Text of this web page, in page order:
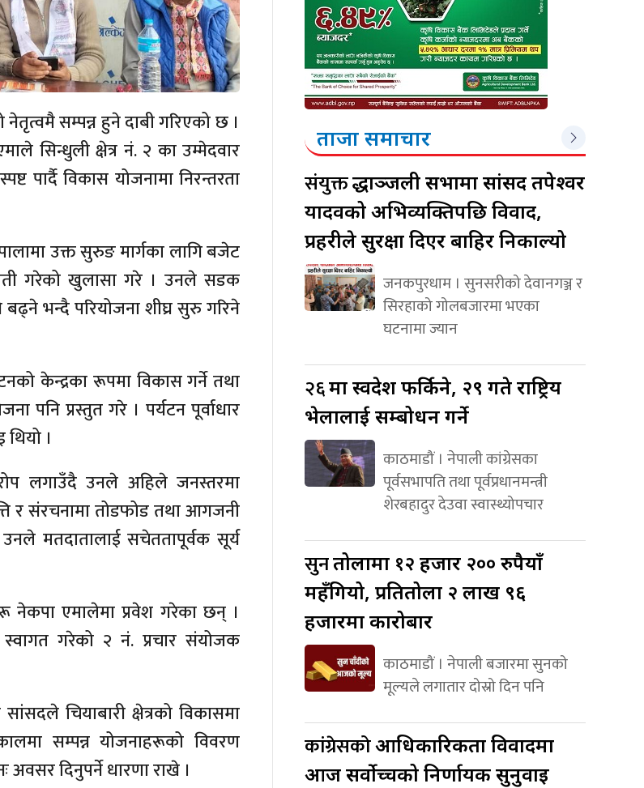
सम्पन्न हुने दाबी गरिएको छ ।
सिन्धुली क्षेत्र नं. २ का उम्मेदवार
पार्दै विकास योजनामा निरन्तरता
उक्त सुरुङ मार्गका लागि बजेट
गरेको खुलासा गरे । उनले सडक
बढ्ने भन्दै परियोजना शीघ्र सुरु गरिने
केन्द्रका रूपमा विकास गर्ने तथा
पनि प्रस्तुत गरे । पर्यटन पूर्वाधार
।
लगाउँदै उनले अहिले जनस्तरमा
र संरचनामा तोडफोड तथा आगजनी
मतदातालाई सचेततापूर्वक सूर्य
नेकपा एमालेमा प्रवेश गरेका छन् ।
गरेको २ नं. प्रचार संयोजक
चियाबारी क्षेत्रको विकासमा
सम्पन्न योजनाहरूको विवरण
अवसर दिनुपर्ने धारणा राखे ।
ताजा समाचार
संयुक्तश्रद्धाञ्जली सभामा सांसद तपेश्वर
यादवको अभिव्यक्तिपछि विवाद,
प्रहरीले सुरक्षा दिएर बाहिर निकाल्यो
जनकपुरधाम । सुनसरीको देवानगञ्ज र
सिरहाको गोलबजारमा भएका
घटनामा ज्यान
२६मा स्वदेश फर्किने, २९ गते राष्ट्रिय
भेलालाई सम्बोधन गर्ने
काठमाडौं । नेपाली कांग्रेसका
पूर्वसभापति तथा पूर्वप्रधानमन्त्री
शेरबहादुर देउवा स्वास्थ्योपचार
सुनतोलामा १२ हजार २०० रुपैयाँ
महँगियो, प्रतितोला २ लाख ९६
हजारमा कारोबार
काठमाडौं । नेपाली बजारमा सुनको
मूल्यले लगातार दोस्रो दिन पनि
कांग्रेसकोआधिकारिकता विवादमा
आज सर्वोच्चको निर्णायक सुनुवाइ